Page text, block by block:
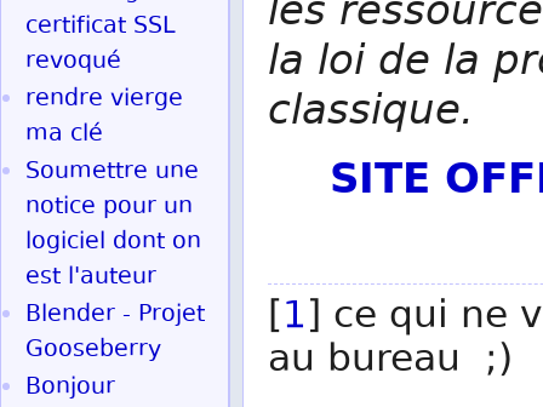
la loi de la
classique.
SITE
[1] ce qui ne
au bureau ;)
certificat SSL
revoqué
rendre vierge
ma clé
Soumettre une
notice pour un
logiciel dont on
est l'auteur
Blender - Projet
Gooseberry
Bonjour